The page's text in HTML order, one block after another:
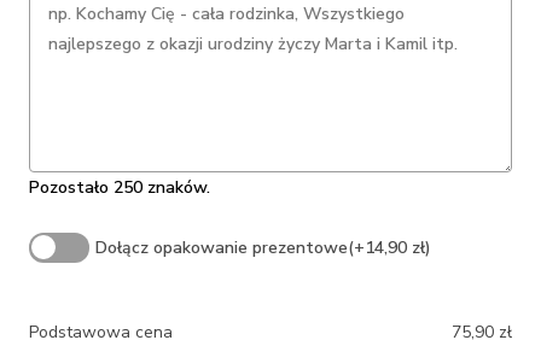
Pozostało 250 znaków.
Dołącz opakowanie prezentowe(+14,90 zł)
Podstawowa cena 75,90 zł